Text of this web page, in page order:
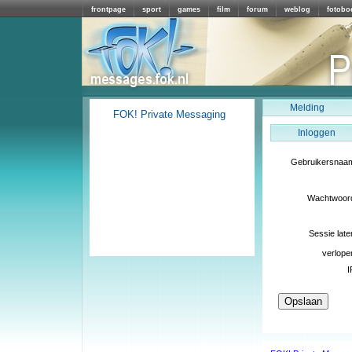
frontpage sport games film forum weblog
Melding
Inloggen
Sessie
FOK! Private Messaging